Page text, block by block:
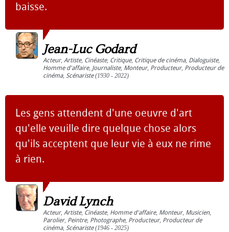
baisse.
Jean-Luc Godard
Acteur, Artiste, Cinéaste, Critique, Critique de cinéma, Dialoguiste,
Homme d'affaire, Journaliste, Monteur, Producteur, Producteur de
cinéma, Scénariste(1930 - 2022)
Les gens attendent d'une oeuvre d'art
qu'elle veuille dire quelque chose alors
qu'ils acceptent que leur vie à eux ne rime
à rien.
David Lynch
Acteur, Artiste, Cinéaste, Homme d'affaire, Monteur, Musicien,
Parolier, Peintre, Photographe, Producteur, Producteur de
cinéma, Scénariste(1946 - 2025)